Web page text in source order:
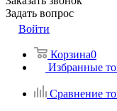
Задать вопрос
Войти
Корзина0
Избранные
Сравнение